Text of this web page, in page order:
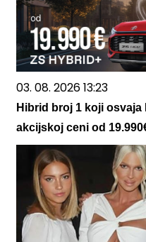
03. 08. 2026 13:23
Hibrid broj 1 koji
akcijskoj ceni od